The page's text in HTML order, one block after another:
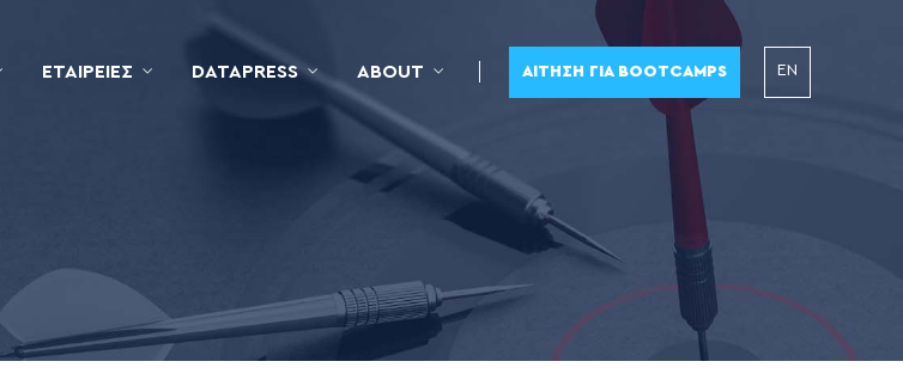
ΕΤΑΙΡΕΊΕΣ DATAPRESS ABOUT ΑΊΤΗΣΗ ΓΙΑ BOOTCAMPS EN